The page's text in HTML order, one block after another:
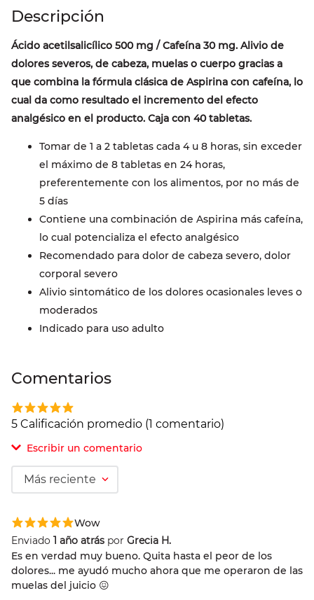
Ácido acetilsalicílico 500 mg / Cafeína 30 mg. Alivio de
dolores severos, de cabeza, muelas o cuerpo gracias a
que combina la fórmula clásica de Aspirina con cafeína, lo
cual da como resultado el incremento del efecto
analgésico en el producto. Caja con 40 tabletas.
Tomar de 1 a 2 tabletas cada 4 u 8 horas, sin exceder
el máximo de 8 tabletas en 24 horas,
preferentemente con los alimentos, por no más de
5 días
Contiene una combinación de Aspirina más cafeína,
lo cual potencializa el efecto analgésico
Recomendado para dolor de cabeza severo, dolor
corporal severo
Alivio sintomático de los dolores ocasionales leves o
moderados
Indicado para uso adulto
Comentarios
5 Calificación promedio (1 comentario)
Escribir un comentario
Comentario
Califique el producto de 1 a 5 estrellas
Más reciente
Wow
Enviado 1 año atrás por Grecia H.
Es en verdad muy bueno. Quita hasta el peor de los
dolores... me ayudó mucho ahora que me operaron de las
muelas del juicio 😖